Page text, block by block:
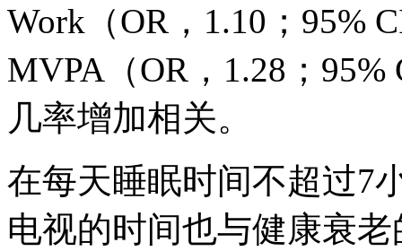
Work（OR，1.10；95%
MVPA（OR，1.28；
几率增加相关。
在每天睡眠时间不超过7
电视的时间也与健康衰